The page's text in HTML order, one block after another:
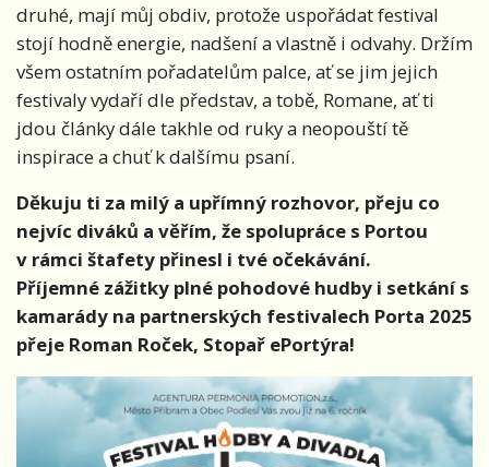
druhé, mají můj obdiv, protože uspořádat festival
stojí hodně energie, nadšení a vlastně i odvahy. Držím
všem ostatním pořadatelům palce, ať se jim jejich
festivaly vydaří dle představ, a tobě, Romane, ať ti
jdou články dále takhle od ruky a neopouští tě
inspirace a chuť k dalšímu psaní.
Děkuju ti za milý a upřímný rozhovor, přeju co
nejvíc diváků a věřím, že spolupráce s Portou
v rámci štafety přinesl i tvé očekávání.
Příjemné zážitky plné pohodové hudby i setkání s
kamarády na partnerských festivalech Porta 2025
přeje Roman Roček, Stopař ePortýra!